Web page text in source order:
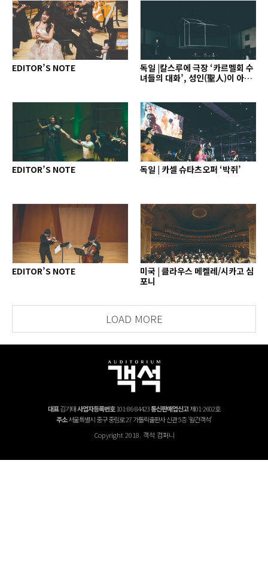
EDITOR’S NOTE
독일 |칼스루에 극장 ‘카르멜회 수
녀들의 대화’, 성인(聖人)이 아닌
EDITOR’S NOTE 독일 | 카셀 슈타츠오퍼 ‘박쥐’
EDITOR’S NOTE
미국 | 클라우스 메켈레/시카고 심
포니
LOAD MORE
대표김기태사업자등록번호101-86-84423통신판매업신고제01-2602호
주소서울특별시 중구 중림로 27 가톨릭출판사 신관 5층 '월간객석'
Copyright 2018. 객석 컴퍼니